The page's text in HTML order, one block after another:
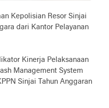
Kepolisian Resor Sinjai
dari Kantor Pelayanan
Kinerja Pelaksanaan
Management System
Sinjai Tahun Anggaran